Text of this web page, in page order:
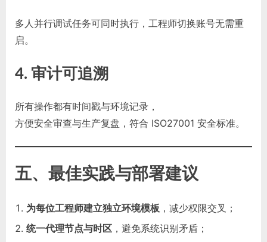
多人并行调试任务可同时执行，工程师切换账号无需重
启。
4. 审计可追溯
所有操作都有时间戳与环境记录，
方便安全审查与生产复盘，符合 ISO27001 安全标准。
五、最佳实践与部署建议
为每位工程师建立独立环境模板 ，减少权限交叉；
统一代理节点与时区 ，避免系统识别矛盾；